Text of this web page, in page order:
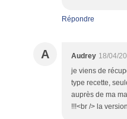
Répondre
A Audrey 18/04/
je viens de
type recette,
auprès de ma
!!!<br /> la